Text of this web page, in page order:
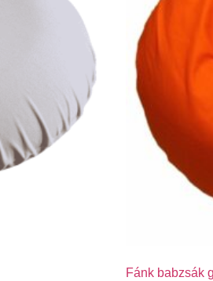
Fánk babzsák